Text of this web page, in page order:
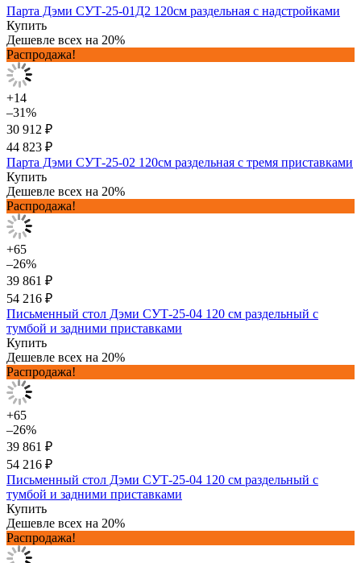
Парта Дэми СУТ-25-01Д2 120см раздельная с надстройками
Купить
Дешевле всех на 20%
Распродажа!
+14
–31%
30 912 ₽
44 823 ₽
Парта Дэми СУТ-25-02 120см раздельная с тремя приставками
Купить
Дешевле всех на 20%
Распродажа!
+65
–26%
39 861 ₽
54 216 ₽
Письменный стол Дэми СУТ-25-04 120 см раздельный с
тумбой и задними приставками
Купить
Дешевле всех на 20%
Распродажа!
+65
–26%
39 861 ₽
54 216 ₽
Письменный стол Дэми СУТ-25-04 120 см раздельный с
тумбой и задними приставками
Купить
Дешевле всех на 20%
Распродажа!